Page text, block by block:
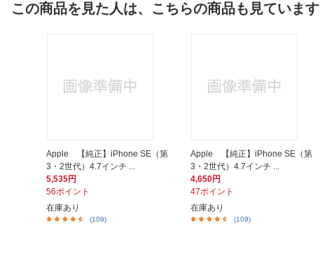
この商品を見た人は、こちらの商品も見ています
Apple 【純正】iPhone SE（第
3・2世代）4.7インチ ...
5,535円
56ポイント
在庫あり
(109)
Apple 【純正】iPhone SE（第
3・2世代）4.7インチ ...
4,650円
47ポイント
在庫あり
(109)